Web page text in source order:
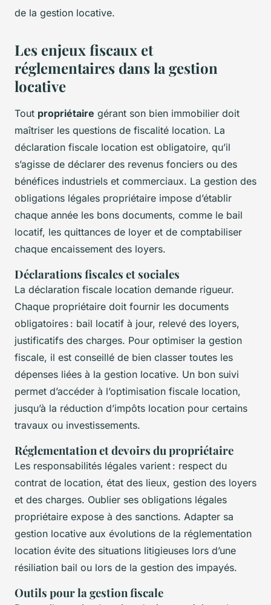
de la gestion locative.
Les enjeux fiscaux et
réglementaires dans la gestion
locative
Tout propriétaire gérant son bien immobilier doit
maîtriser les questions de fiscalité location. La
déclaration fiscale location est obligatoire, qu’il
s’agisse de déclarer des revenus fonciers ou des
bénéfices industriels et commerciaux. La gestion des
obligations légales propriétaire impose d’établir
chaque année les bons documents, comme le bail
locatif, les quittances de loyer et de comptabiliser
chaque encaissement des loyers.
Déclarations fiscales et sociales
La déclaration fiscale location demande rigueur.
Chaque propriétaire doit fournir les documents
obligatoires : bail locatif à jour, relevé des loyers,
justificatifs des charges. Pour optimiser la gestion
fiscale, il est conseillé de bien classer toutes les
dépenses liées à la gestion locative. Un bon suivi
permet d’accéder à l’optimisation fiscale location,
jusqu’à la réduction d’impôts location pour certains
travaux ou investissements.
Réglementation et devoirs du propriétaire
Les responsabilités légales varient : respect du
contrat de location, état des lieux, gestion des loyers
et des charges. Oublier ses obligations légales
propriétaire expose à des sanctions. Adapter sa
gestion locative aux évolutions de la réglementation
location évite des situations litigieuses lors d’une
résiliation bail ou lors de la gestion des impayés.
Outils pour la gestion fiscale